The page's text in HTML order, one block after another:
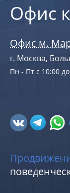
Офис
Офис м.
г. Москва,
Пн - Пт с 10:00